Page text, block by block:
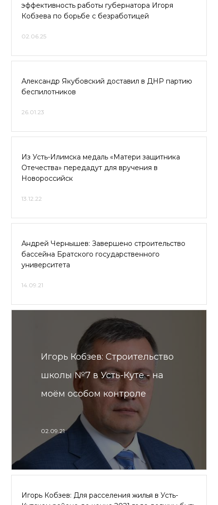
эффективность работы губернатора Игоря
Кобзева по борьбе с безработицей
02.06.25
Александр Якубовский доставил в ДНР партию
беспилотников
26.01.23
Из Усть-Илимска медаль «Матери защитника
Отечества» передадут для вручения в
Новороссийск
13.12.22
Андрей Чернышев: Завершено строительство
бассейна Братского государственного
университета
14.09.21
Игорь Кобзев: Строительство
школы №7 в Усть-Куте - на
моём особом контроле
02.09.21
Игорь Кобзев: Для расселения жилья в Усть-